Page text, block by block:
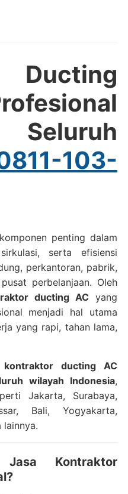
Ducting
103-
penting dalam
serta efisiensi
perkantoran, pabrik,
perbelanjaan. Oleh
ducting AC yang
menjadi hal utama
yang rapi, tahan lama,
kontraktor ducting AC
wilayah Indonesia,
Jakarta, Surabaya,
Bali, Yogyakarta,
lainnya.
Kontraktor